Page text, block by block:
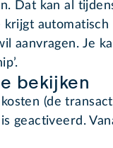
Dat kan al
krijgt
aanvragen. Je
bekijken
(de
geactiveerd.